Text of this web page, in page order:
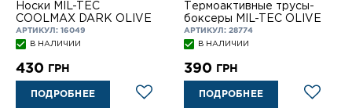
Носки MIL-TEC
COOLMAX DARK OLIVE
АРТИКУЛ: 16049
В НАЛИЧИИ
430 ГРН
ПОДРОБНЕЕ
Термоактивные трусы-
боксеры MIL-TEC OLIVE
АРТИКУЛ: 28774
В НАЛИЧИИ
390 ГРН
ПОДРОБНЕЕ